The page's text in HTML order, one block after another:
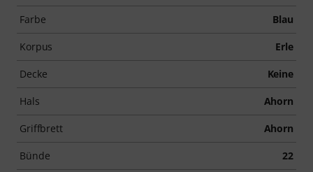
Farbe Blau
Korpus Erle
Decke Keine
Hals Ahorn
Griffbrett Ahorn
Bünde 22